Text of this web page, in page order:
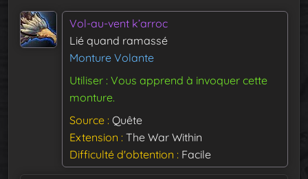
Vol-au-vent k’arroc
Lié quand ramassé
Monture Volante
Utiliser : Vous apprend à invoquer cette
monture.
Source Quête
Extension The War Within
Difficulté d'obtention
Facile